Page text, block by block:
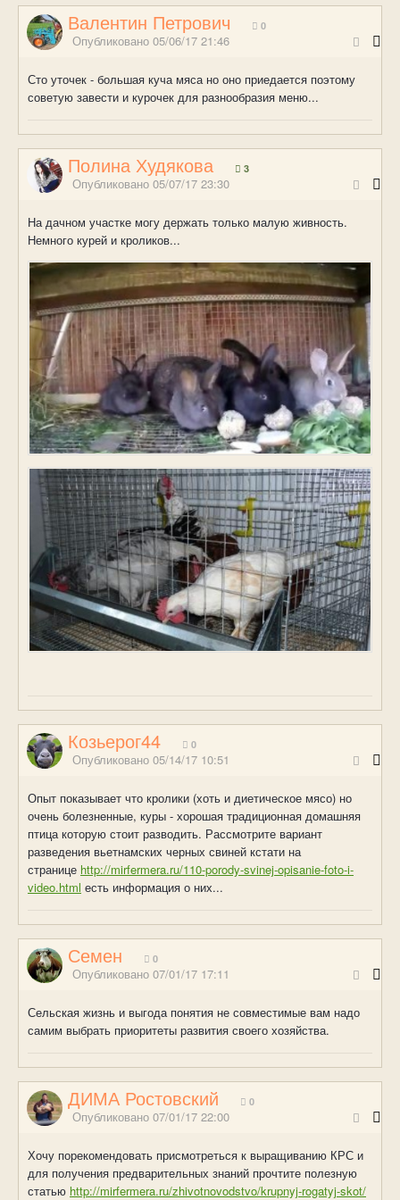
Валентин Петрович 0
Опубликовано 05/06/17 21:46
Сто уточек - большая куча мяса но оно приедается поэтому
советую завести и курочек для разнообразия меню...
Полина Худякова 3
Опубликовано 05/07/17 23:30
На дачном участке могу держать только малую живность.
Немного курей и кроликов...
Козьерог44 0
Опубликовано 05/14/17 10:51
Опыт показывает что кролики (хоть и диетическое мясо) но
очень болезненные, куры - хорошая традиционная домашняя
птица которую стоит разводить. Рассмотрите вариант
разведения вьетнамских черных свиней кстати на
странице http://mirfermera.ru/110-porody-svinej-opisanie-foto-i-
video.html есть информация о них...
Семен 0
Опубликовано 07/01/17 17:11
Сельская жизнь и выгода понятия не совместимые вам надо
самим выбрать приоритеты развития своего хозяйства.
ДИМА Ростовский 0
Опубликовано 07/01/17 22:00
Хочу порекомендовать присмотреться к выращиванию КРС и
для получения предварительных знаний прочтите полезную
статью http://mirfermera.ru/zhivotnovodstvo/krupnyj-rogatyj-skot/